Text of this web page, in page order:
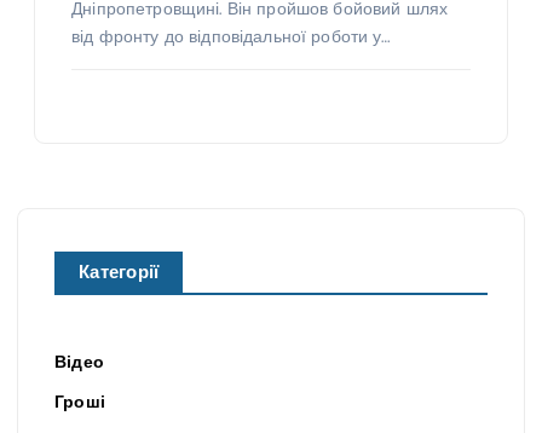
Дніпропетровщині. Він пройшов бойовий шлях
від фронту до відповідальної роботи у…
Категорії
Відео
Гроші